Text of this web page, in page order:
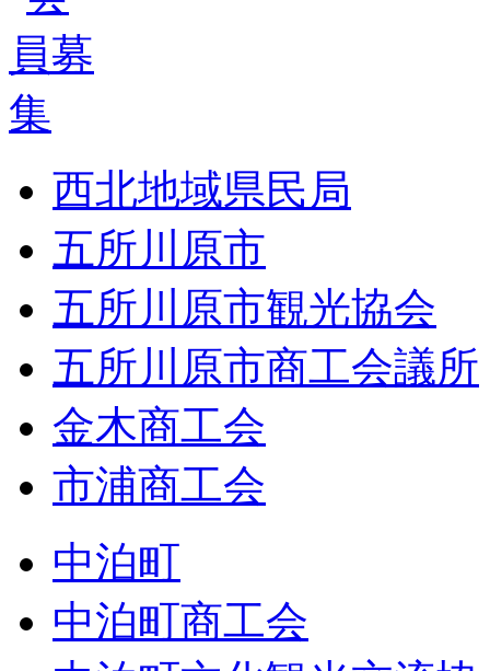
西北地域県民局
五所川原市
五所川原市観光協会
五所川原市商工会議所
金木商工会
市浦商工会
中泊町
中泊町商工会